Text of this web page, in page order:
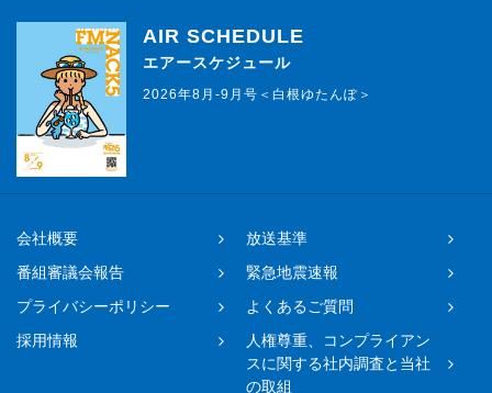
AIR SCHEDULE
エアースケジュール
2026年8月-9月号＜白根ゆたんぽ＞
会社概要
放送基準
番組審議会報告
緊急地震速報
プライバシーポリシー
よくあるご質問
採用情報
人権尊重、コンプライアン
スに関する社内調査と当社
の取組